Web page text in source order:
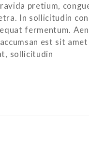
pretium,
In sollicitudin
fermentum.
est sit
sollicitudin